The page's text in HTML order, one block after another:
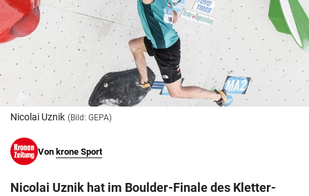
© Krone Multimedia GmbH & Co KG 2026
Muthgasse 2, 1190 Wien
Nicolai Uznik (Bild: GEPA)
Von krone Sport
Nicolai Uznik hat im Boulder-Finale des Kletter-